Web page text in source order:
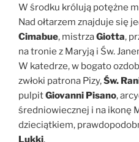
W środku królują potężne
Nad ołtarzem znajduje się
Cimabue, mistrzaGiotta,
na tronie z Maryją i Św.
W katedrze, w bogato
zwłoki patrona Pizy,Św.
pulpitGiovanni Pisano,
średniowiecznej i na ikonę
dzieciątkiem,
Lukki.